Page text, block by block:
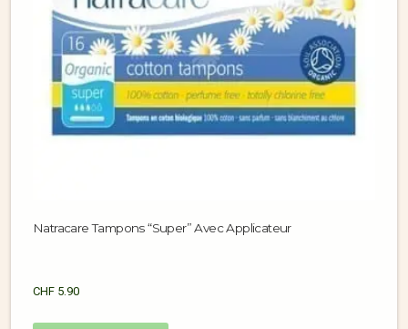
Natracare Tampons “Super” Avec Applicateur
CHF 5.90